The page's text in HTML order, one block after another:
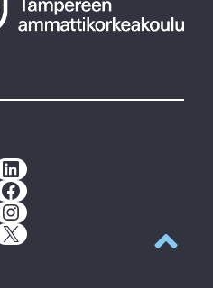
LinkedIn
Facebook
Instagram
X
Takaisin